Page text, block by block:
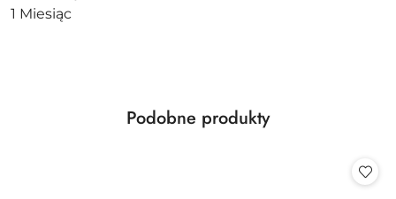
1 Miesiąc
Pomiń karuzelę produktów
Produkty
Podobne produkty